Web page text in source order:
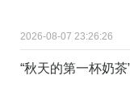
2026-08-07 23:26:26
“秋天的第一杯奶